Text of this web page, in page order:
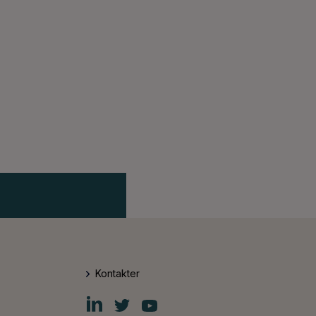
Kontakter
FiskarsFiskarsFiskars